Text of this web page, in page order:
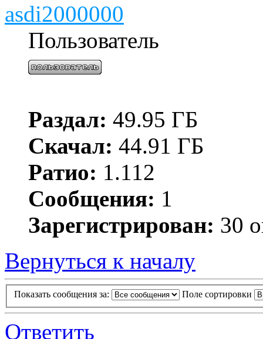
asdi2000000
Пользователь
Раздал: 49.95 ГБ
Скачал: 44.91 ГБ
Ратио: 1.112
Сообщения: 1
Зарегистрирован: 30
Вернуться к началу
Показать сообщения за: Поле сортировки
Ответить